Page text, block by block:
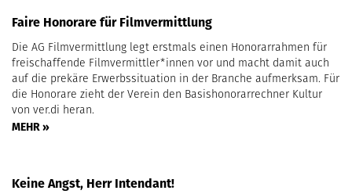
Faire Honorare für Filmvermittlung
Die AG Filmvermittlung legt erstmals einen Honorarrahmen für
freischaffende Filmvermittler*innen vor und macht damit auch
auf die prekäre Erwerbssituation in der Branche aufmerksam. Für
die Honorare zieht der Verein den Basishonorarrechner Kultur
von ver.di heran.
MEHR »
Keine Angst, Herr Intendant!